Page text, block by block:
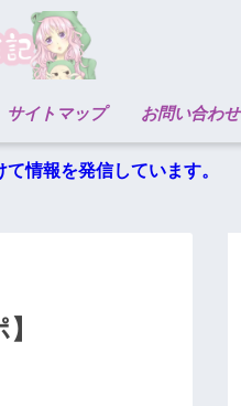
サイトマップ お問い合わせ
情報を発信しています。